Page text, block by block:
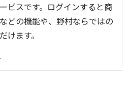
ビスです。ログインすると商
どの機能や、野村ならではの
けます。